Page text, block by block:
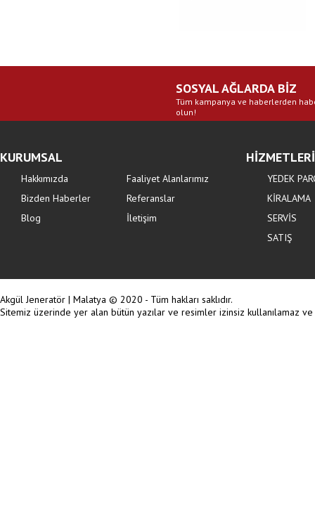
SOSYAL AĞLARDA BİZ
Tüm kampanya ve haberlerden
olun!
KURUMSAL
Hakkımızda
Faaliyet Alanlarımız
Bizden Haberler
Referanslar
Blog
İletişim
YEDEK
KİRALAMA
SERVİS
SATIŞ
Akgül Jeneratör | Malatya © 2020 - Tüm hakları saklıdır.
Sitemiz üzerinde yer alan bütün yazılar ve resimler izinsiz kullanılamaz